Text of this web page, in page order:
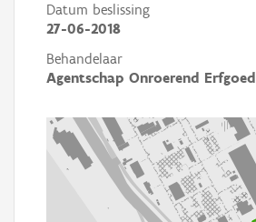
Datum beslissing
27-06-2018
Behandelaar
Agentschap Onroerend Erfgoed